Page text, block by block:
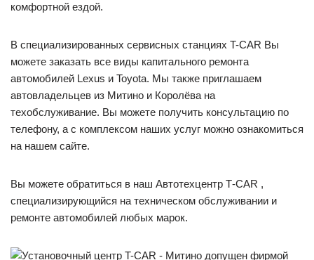
комфортной ездой.
В специализированных сервисных станциях T-CAR Вы
можете заказать все виды капитального ремонта
автомобилей Lexus и Toyota. Мы также приглашаем
автовладельцев из Митино и Королёва на
техобслуживание. Вы можете получить консультацию по
телефону, а с комплексом наших услуг можно ознакомиться
на нашем сайте.
Вы можете обратиться в наш Автотехцентр Т-CAR ,
специализирующийся на техническом обслуживании и
ремонте автомобилей любых марок.